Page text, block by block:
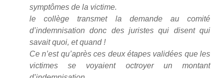
symptômes de la victime.
le collège transmet la demande au comité
d’indemnisationdonc des juristes qui disent qui
savaitquoi, et quand !
Cen’est qu’après ces deux étapes validées que les
victimes se voyaient octroyerun montant